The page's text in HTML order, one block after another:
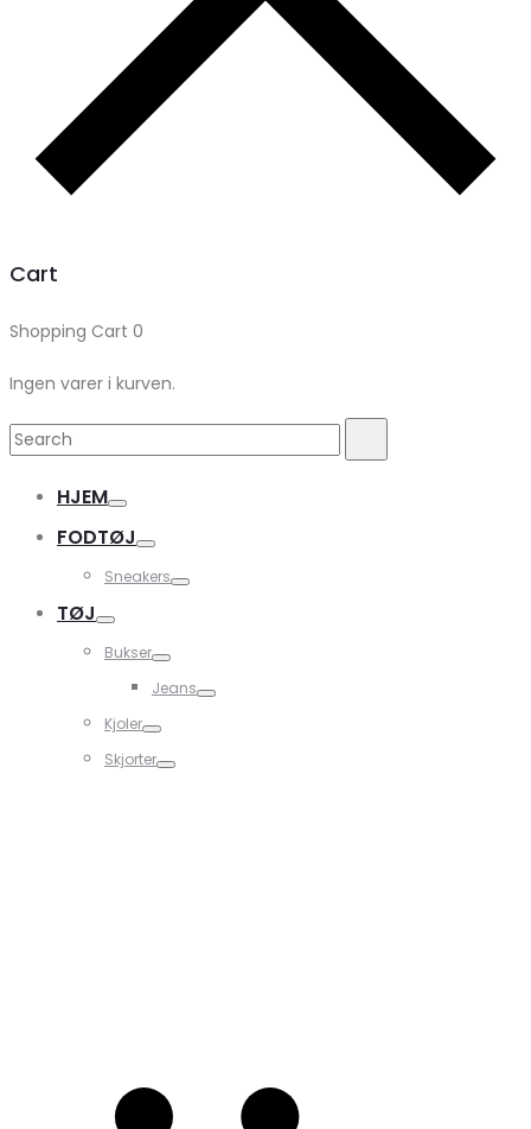
Cart
Shopping Cart 0
Ingen varer i kurven.
Search
HJEM
FODTØJ
Sneakers
TØJ
Bukser
Jeans
Kjoler
Skjorter